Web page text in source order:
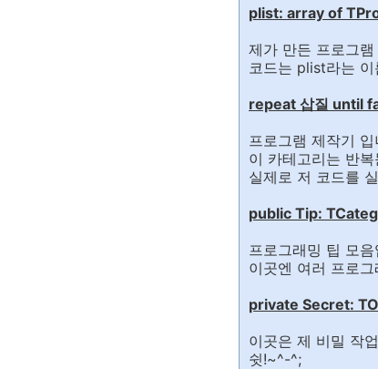
plist: array of
제가 만든 프로그
코드는 plist라는
repeat 삽질 until
프로그램 제작기 입
이 카테고리는 반
실제로 저 코드를
public Tip:
프로그래밍 팁 모음
이곳엔 여러 프로
private Secret:
이곳은 제 비밀 작
쉿!~^-^;